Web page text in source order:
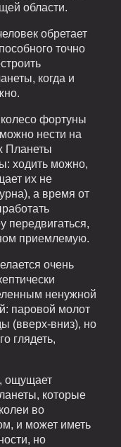
области.
обретает
точно
когда и
фортуны
нести на
Планеты
ходить можно,
их не
а время от
передвигаться,
приемлемую.
очень
ненужной
паровой молот
(вверх-вниз), но
глядеть,
ощущает
которые
во
и может иметь
но